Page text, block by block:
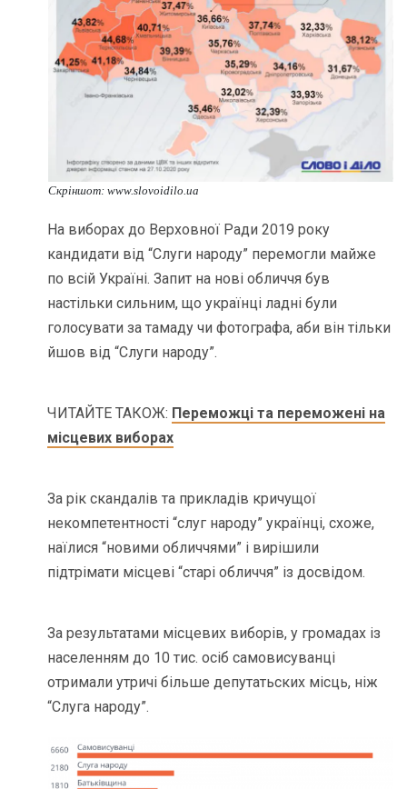
Скріншот: www.slovoidilo.ua
На виборах до Верховної Ради 2019 року
кандидати від “Слуги народу” перемогли майже
по всій Україні. Запит на нові обличчя був
настільки сильним, що українці ладні були
голосувати за тамаду чи фотографа, аби він тільки
йшов від “Слуги народу”.
ЧИТАЙТЕ ТАКОЖ: Переможці та переможені на
місцевих виборах
За рік скандалів та прикладів кричущої
некомпетентності “слуг народу” українці, схоже,
наїлися “новими обличчями” і вирішили
підтрімати місцеві “старі обличчя” із досвідом.
За результатами місцевих виборів, у громадах із
населенням до 10 тис. осіб самовисуванці
отримали утричі більше депутатьских місць, ніж
“Слуга народу”.